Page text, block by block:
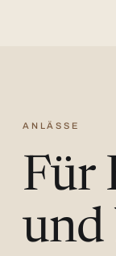
ANLÄSSE
Für
und